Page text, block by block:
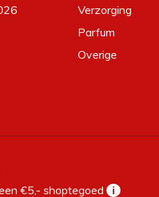
Verzorging
Parfum
Overige
€5,- shoptegoed i